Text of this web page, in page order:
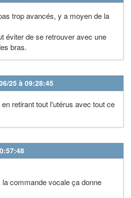
trop avancés, y a moyen de la
éviter de se retrouver avec une
bras.
25 à 09:28:45
retirant tout l'utérus avec tout ce
commande vocale ça donne